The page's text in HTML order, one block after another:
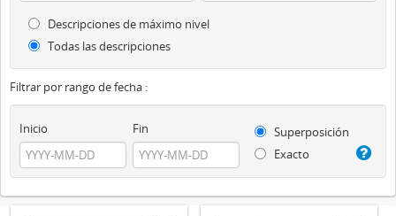
Descripciones de máximo nivel
Todas las descripciones
Filtrar por rango de fecha :
Inicio Fin
Superposición
Exacto